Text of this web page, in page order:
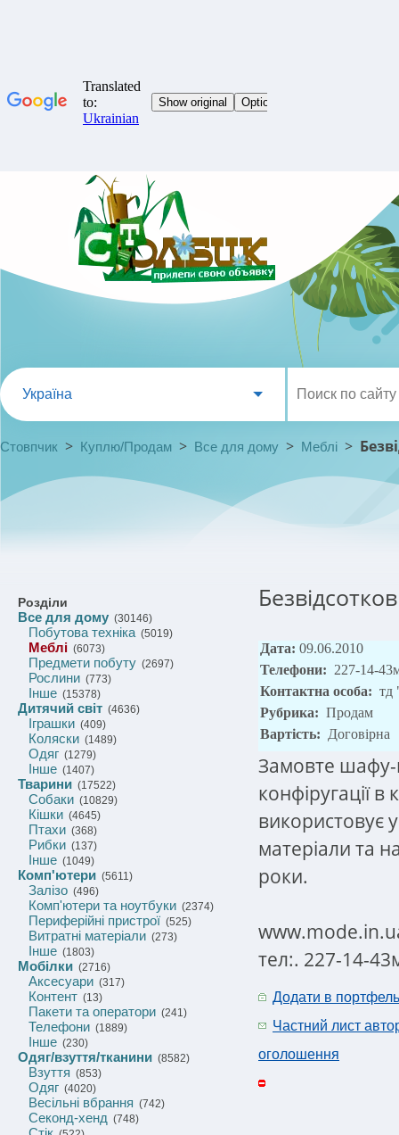
Україна
Стовпчик > Куплю/Продам > Все для дому > Меблі >
Розділи
Все для дому (30146)
Побутова техніка(5019)
Меблі (6073)
Предмети побуту (2697)
Рослини (773)
Інше (15378)
Дитячий світ (4636)
Іграшки (409)
Коляски (1489)
Одяг (1279)
Інше (1407)
Тварини (17522)
Собаки (10829)
Кішки (4645)
Птахи (368)
Рибки (137)
Інше (1049)
Комп'ютери (5611)
Залізо (496)
Комп'ютери та ноутбуки (2374)
Периферійні пристрої (525)
Витратні матеріали (273)
Інше (1803)
Мобілки (2716)
Аксесуари (317)
Контент (13)
Пакети та оператори (241)
Телефони (1889)
Інше (230)
Одяг/взуття/тканини (8582)
Взуття (853)
Одяг (4020)
Весільні вбрання (742)
Секонд-хенд (748)
Дата: 09.06.2010
Телефони: 227-14-
Контактна особа: тд
Рубрика: Продам
Вартість: Договірна
Замовте шафу-
конфіругації в
використовує у
матеріали та
роки.
тел:. 227-14-
Додати в портфель
Частний лист
оголошення